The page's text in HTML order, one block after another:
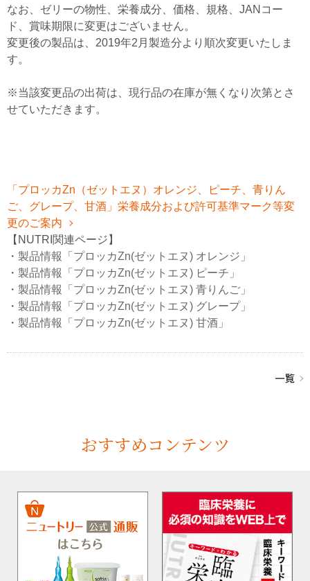
なお、ゼリーの物性、栄養成分、価格、規格、JANコー
ド、賞味期限に変更はございません。
変更後の製品は、2019年2月製造分より順次変更いたしま
す。
※当該変更品の出荷は、現行品の在庫が無くなり次第とさ
せていただきます。
「プロッカZn（ゼットエヌ）オレンジ、ピーチ、青りん
ご、グレープ、甘酒」栄養成分および許可基準マーク等変
更のご案内
【NUTRI関連ページ】
・ 製品情報「プロッカZn(ゼットエヌ) オレンジ」
・ 製品情報「プロッカZn(ゼットエヌ) ピーチ」
・ 製品情報「プロッカZn(ゼットエヌ) 青りんご」
・ 製品情報「プロッカZn(ゼットエヌ) グレープ」
・ 製品情報「プロッカZn(ゼットエヌ) 甘酒」
おすすめコンテンツ